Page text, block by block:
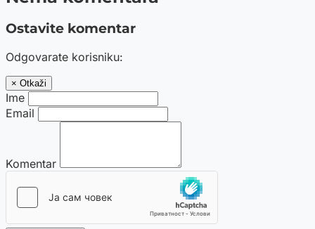
Ostavite komentar
Odgovarate korisniku:
× Otkaži
Ime
Email
Komentar